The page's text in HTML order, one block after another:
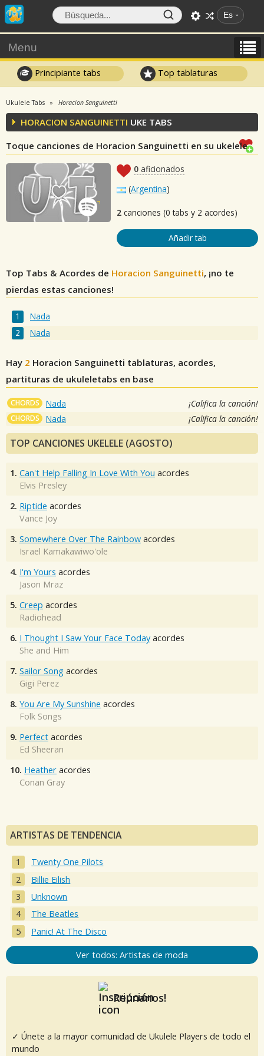
Es
Menu
Principiante tabs Top tablaturas
Ukulele Tabs Horacion Sanguinetti
HORACION SANGUINETTI UKE TABS
Toque canciones de Horacion Sanguinetti en su ukelele
0 aficionados
(Argentina)
2 canciones (0 tabs y 2 acordes)
Añadir tab
Top Tabs & Acordes de Horacion Sanguinetti, ¡no te
pierdas estas canciones!
Nada
Nada
Hay 2 Horacion Sanguinetti tablaturas, acordes,
partituras de ukuleletabs en base
CHORDS Nada ¡Califica la canción!
CHORDS Nada ¡Califica la canción!
TOP CANCIONES UKELELE (AGOSTO)
1. Can't Help Falling In Love With You acordes
Elvis Presley
2. Riptide acordes
Vance Joy
3. Somewhere Over The Rainbow acordes
Israel Kamakawiwo'ole
4. I'm Yours acordes
Jason Mraz
5. Creep acordes
Radiohead
6. I Thought I Saw Your Face Today acordes
She and Him
7. Sailor Song acordes
Gigi Perez
8. You Are My Sunshine acordes
Folk Songs
9. Perfect acordes
Ed Sheeran
10. Heather acordes
Conan Gray
ARTISTAS DE TENDENCIA
Twenty One Pilots
Billie Eilish
Unknown
The Beatles
Panic! At The Disco
Ver todos: Artistas de moda
Reúnanos!
✓ Únete a la mayor comunidad de Ukulele Players de todo el
mundo